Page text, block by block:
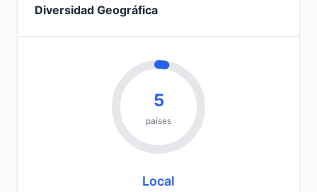
Diversidad Geográfica
5
países
Local